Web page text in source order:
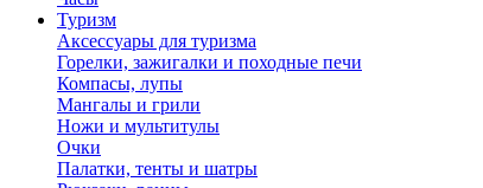
Туризм
Аксессуары для туризма
Горелки, зажигалки и походные печи
Компасы, лупы
Мангалы и грили
Ножи и мультитулы
Очки
Палатки, тенты и шатры